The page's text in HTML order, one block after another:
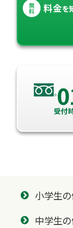
無
料 料金を
受付
小学生
中学生